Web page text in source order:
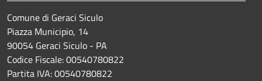
Comune di Geraci Siculo
Piazza Municipio, 14
90054 Geraci Siculo - PA
Codice Fiscale: 00540780822
Partita IVA: 00540780822